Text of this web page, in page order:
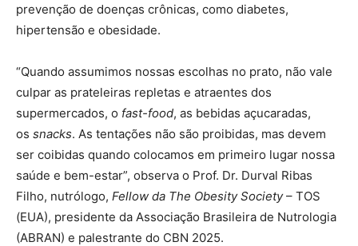
prevenção de doenças crônicas, como diabetes,
hipertensão e obesidade.
“Quando assumimos nossas escolhas no prato, não vale
culpar as prateleiras repletas e atraentes dos
supermercados, o fast-food, as bebidas açucaradas,
os snacks. As tentações não são proibidas, mas devem
ser coibidas quando colocamos em primeiro lugar nossa
saúde e bem-estar”, observa o Prof. Dr. Durval Ribas
Filho, nutrólogo, Fellow da The Obesity Society– TOS
(EUA), presidente da Associação Brasileira de Nutrologia
(ABRAN) e palestrante do CBN 2025.